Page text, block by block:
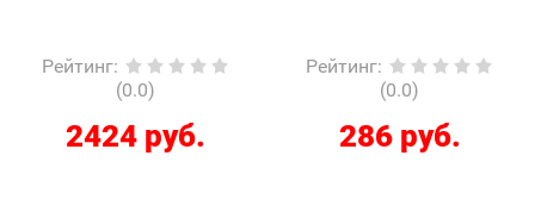
Рейтинг:
(0.0)
2424 руб.
Рейтинг:
(0.0)
286 руб.